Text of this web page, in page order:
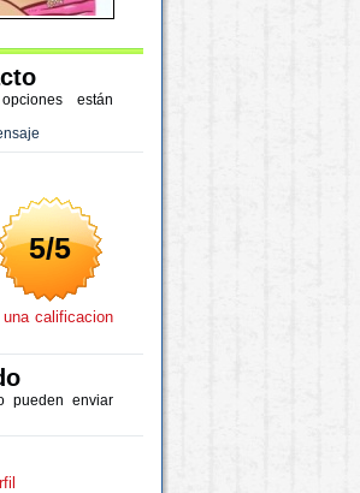
están
5/5
calificacion
pueden enviar